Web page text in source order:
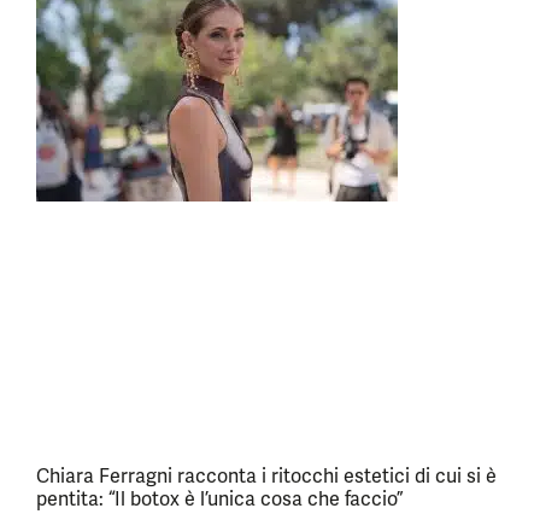
Chiara Ferragni racconta i ritocchi estetici di cui si è
pentita: “Il botox è l’unica cosa che faccio”